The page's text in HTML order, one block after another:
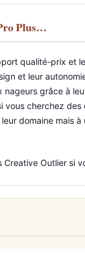
Plus…
qualité-prix
et leur
grâce à
cherchez
domaine mais
Outlier si